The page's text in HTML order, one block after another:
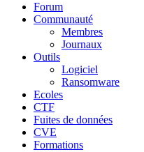
Forum
Communauté
Membres
Journaux
Outils
Logiciel
Ransomware
Ecoles
CTF
Fuites de données
CVE
Formations